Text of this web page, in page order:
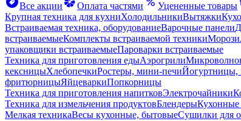
Все акции
Оплата частями Уцененные товары
Крупная техника для кухниХолодильникиВытяжки
Встраиваемая техника, оборудованиеВарочные панели
встраиваемыеКомплекты встраиваемой техники
упаковщики встраиваемыеПароварки встраиваемые
Техника для приготовления едыАэрогрили
кексницыХлебопечкиРостеры, мини-печи
фритюрницыЯйцеваркиПопкорницы
Техника для приготовления напитковЭлектрочайники
Техника для измельчения продуктовБлендерыКухонные
Мелкая техникаВесы кухонные, бытовыеСушилки для